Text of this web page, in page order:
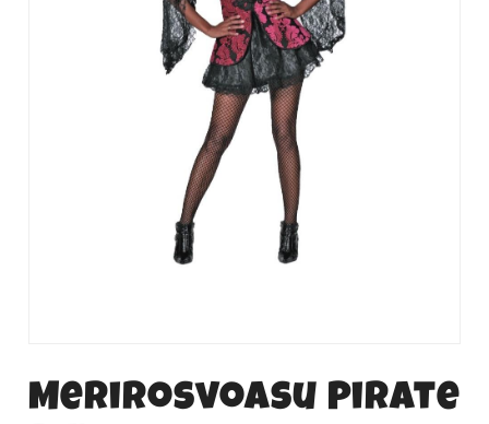
Merirosvoasu Pirate